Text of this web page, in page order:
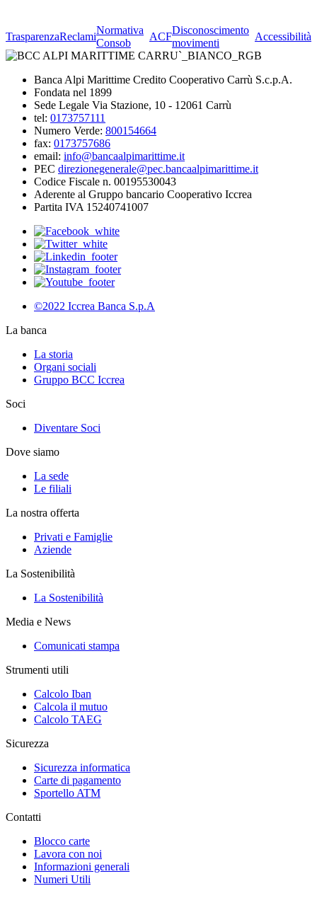
TrasparenzaReclami
Normativa
Consob
ACF
Disconoscimento
movimenti
Accessibilità
Banca Alpi Marittime Credito Cooperativo Carrù S.c.p.A.
Fondata nel 1899
Sede Legale Via Stazione, 10 - 12061 Carrù
tel: 0173757111
Numero Verde: 800154664
fax: 0173757686
email: info@bancaalpimarittime.it
PEC direzionegenerale@pec.bancaalpimarittime.it
Codice Fiscale n. 00195530043
Aderente al Gruppo bancario Cooperativo Iccrea
Partita IVA 15240741007
©2022 Iccrea Banca S.p.A
La banca
La storia
Organi sociali
Gruppo BCC Iccrea
Soci
Diventare Soci
Dove siamo
La sede
Le filiali
La nostra offerta
Privati e Famiglie
Aziende
La Sostenibilità
La Sostenibilità
Media e News
Comunicati stampa
Strumenti utili
Calcolo Iban
Calcola il mutuo
Calcolo TAEG
Sicurezza
Sicurezza informatica
Carte di pagamento
Sportello ATM
Contatti
Blocco carte
Lavora con noi
Informazioni generali
Numeri Utili